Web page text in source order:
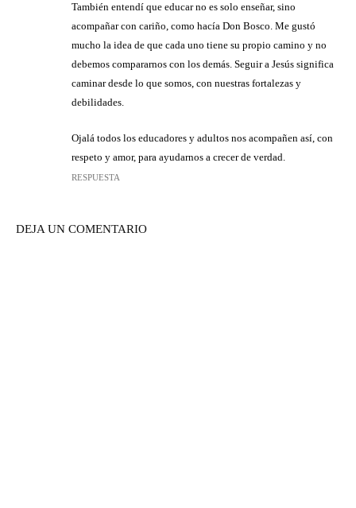
También entendí que educar no es solo enseñar, sino
acompañar con cariño, como hacía Don Bosco. Me gustó
mucho la idea de que cada uno tiene su propio camino y no
debemos compararnos con los demás. Seguir a Jesús significa
caminar desde lo que somos, con nuestras fortalezas y
debilidades.
Ojalá todos los educadores y adultos nos acompañen así, con
respeto y amor, para ayudarnos a crecer de verdad.
RESPUESTA
DEJA UN COMENTARIO